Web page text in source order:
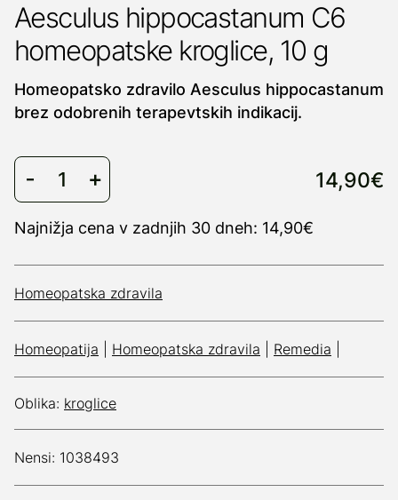
Aesculus hippocastanum C6
homeopatske kroglice, 10 g
Homeopatsko zdravilo Aesculus hippocastanum
brez odobrenih terapevtskih indikacij.
14,90€
Najnižja cena v zadnjih 30 dneh: 14,90€
Homeopatska zdravila
Homeopatija Homeopatska zdravila Remedia
Oblika: kroglice
Nensi: 1038493